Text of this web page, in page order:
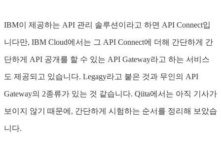
IBM이 제공하는 API 관리 솔루션이라고 하면 API Connect입
니다만, IBM Cloud에서는 그 API Connect에 더해 간단하게 간
단하게 API 공개를 할 수 있는 API Gateway라고 하는 서비스
도 제공되고 있습니다. Legagy라고 붙은 것과 무인의 API
Gateway의 2종류가 있는 것 같습니다. Qiita에서는 아직 기사가
보이지 않기 때문에, 간단하게 시험하는 순서를 정리해 보았습
니다.